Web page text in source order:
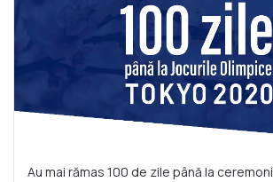
Au mai rămas 100 de zile până la